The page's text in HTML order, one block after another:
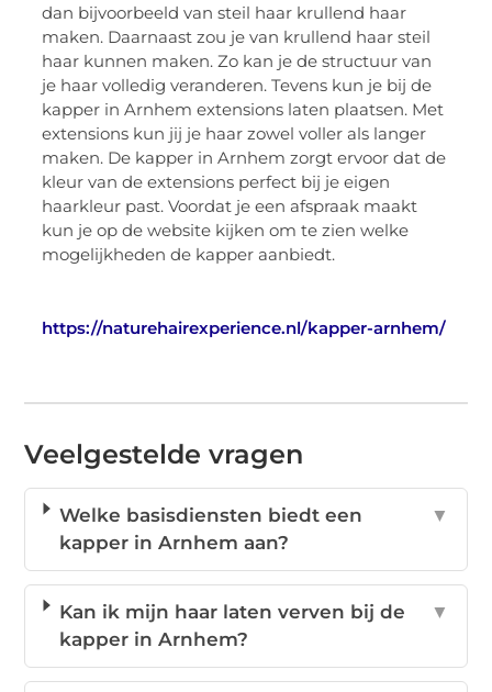
dan bijvoorbeeld van steil haar krullend haar
maken. Daarnaast zou je van krullend haar steil
haar kunnen maken. Zo kan je de structuur van
je haar volledig veranderen. Tevens kun je bij de
kapper in Arnhem extensions laten plaatsen. Met
extensions kun jij je haar zowel voller als langer
maken. De kapper in Arnhem zorgt ervoor dat de
kleur van de extensions perfect bij je eigen
haarkleur past. Voordat je een afspraak maakt
kun je op de website kijken om te zien welke
mogelijkheden de kapper aanbiedt.
https://naturehairexperience.nl/kapper-arnhem/
Veelgestelde vragen
Welke basisdiensten biedt een
kapper in Arnhem aan?
▼
Kan ik mijn haar laten verven bij de
kapper in Arnhem?
▼